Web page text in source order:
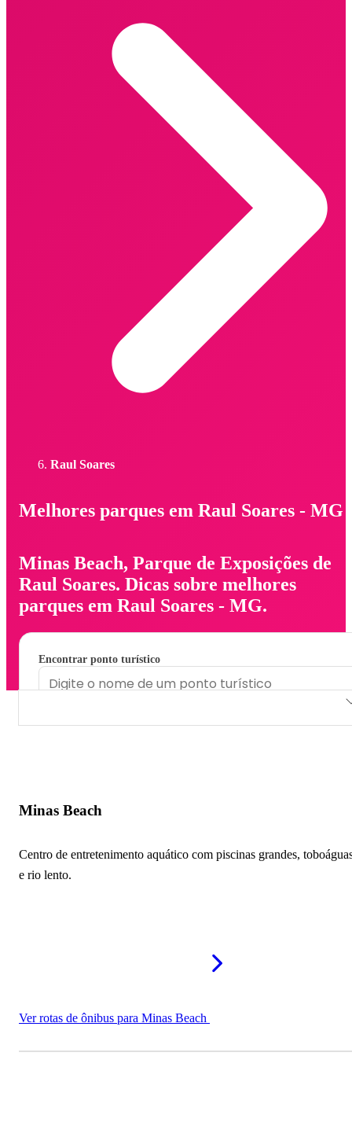
Raul Soares
Melhores parques em Raul Soares - MG
Minas Beach, Parque de Exposições de
Raul Soares. Dicas sobre melhores
parques em Raul Soares - MG.
Encontrar ponto turístico
Minas Beach
Centro de entretenimento aquático com piscinas grandes,
e rio lento.
Ver rotas de ônibus para Minas Beach